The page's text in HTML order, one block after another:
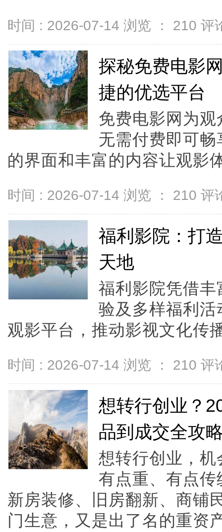
时间 : 2026-07-14 浏览 ： 210 评
探秘免费电影
捷的优选平台
免费电影网为
无需付费即可
的界面和丰富的内容让观影
时间 : 2026-07-14 浏览 ： 210 评
福利影院：打
天地
福利影院凭借
验及多样福利
观影平台，推动影视文化传
时间 : 2026-07-14 浏览 ： 210 评
想转行创业？
品到成交全攻
想转行创业，机
有点重、有点传
新房装修、旧房翻新、商铺
门生意，又是出了名的重资